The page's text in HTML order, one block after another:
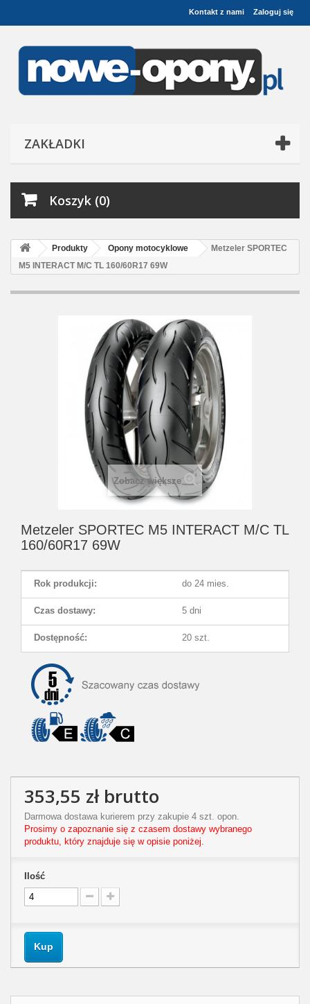
Zaloguj się
Kontakt z nami
ZAKŁADKI
Koszyk (0)
Produkty Opony motocyklowe
Metzeler SPORTEC
M5 INTERACT M/C TL 160/60R17 69W
Zobacz większe
Metzeler SPORTEC M5 INTERACT M/C TL
160/60R17 69W
Rok produkcji: do 24 mies.
Czas dostawy: 5 dni
Dostępność: 20 szt.
353,55 złbrutto
Darmowa dostawa kurierem przy zakupie 4 szt. opon.
Prosimy o zapoznanie się z czasem dostawy wybranego
produktu, który znajduje się w opisie poniżej.
Ilość
Kup